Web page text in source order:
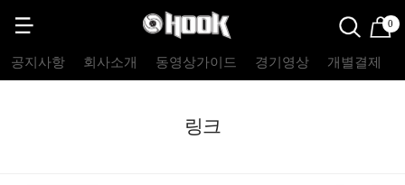
0
공지사항 회사소개 동영상가이드 경기영상 개별결제
링크